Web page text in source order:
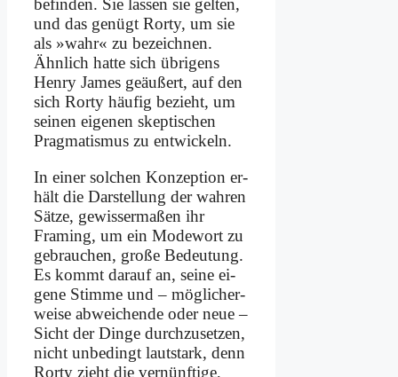
be­fin­den. Sie las­sen sie gel­ten,
und das ge­nügt Ror­ty, um sie
als »wahr« zu be­zeich­nen.
Ähn­lich hat­te sich üb­ri­gens
Hen­ry Ja­mes ge­äu­ßert, auf den
sich Ror­ty häu­fig be­zieht, um
sei­nen ei­ge­nen skep­ti­schen
Prag­ma­tis­mus zu ent­wickeln.
In ei­ner sol­chen Kon­zep­ti­on er­
hält die Dar­stel­lung der wah­ren
Sät­ze, ge­wis­ser­ma­ßen ihr
Framing, um ein Mo­de­wort zu
ge­brau­chen, gro­ße Be­deu­tung.
Es kommt dar­auf an, sei­ne ei­
ge­ne Stim­me und – mög­li­cher­
wei­se ab­wei­chen­de oder neue –
Sicht der Din­ge durch­zu­set­zen,
nicht un­be­dingt laut­stark, denn
Ror­ty zieht die ver­nünf­ti­ge,